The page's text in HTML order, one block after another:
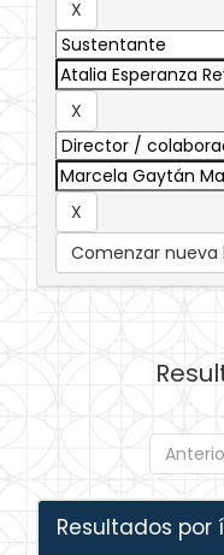
Comenzar nueva
Resultados por